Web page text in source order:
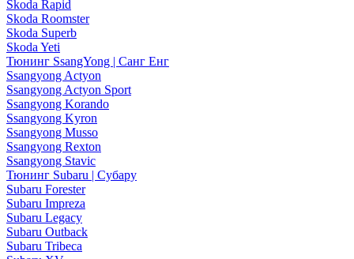
Skoda Rapid
Skoda Roomster
Skoda Superb
Skoda Yeti
Тюнинг SsangYong | Санг Енг
Ssangyong Actyon
Ssangyong Actyon Sport
Ssangyong Korando
Ssangyong Kyron
Ssangyong Musso
Ssangyong Rexton
Ssangyong Stavic
Тюнинг Subaru | Субару
Subaru Forester
Subaru Impreza
Subaru Legacy
Subaru Outback
Subaru Tribeca